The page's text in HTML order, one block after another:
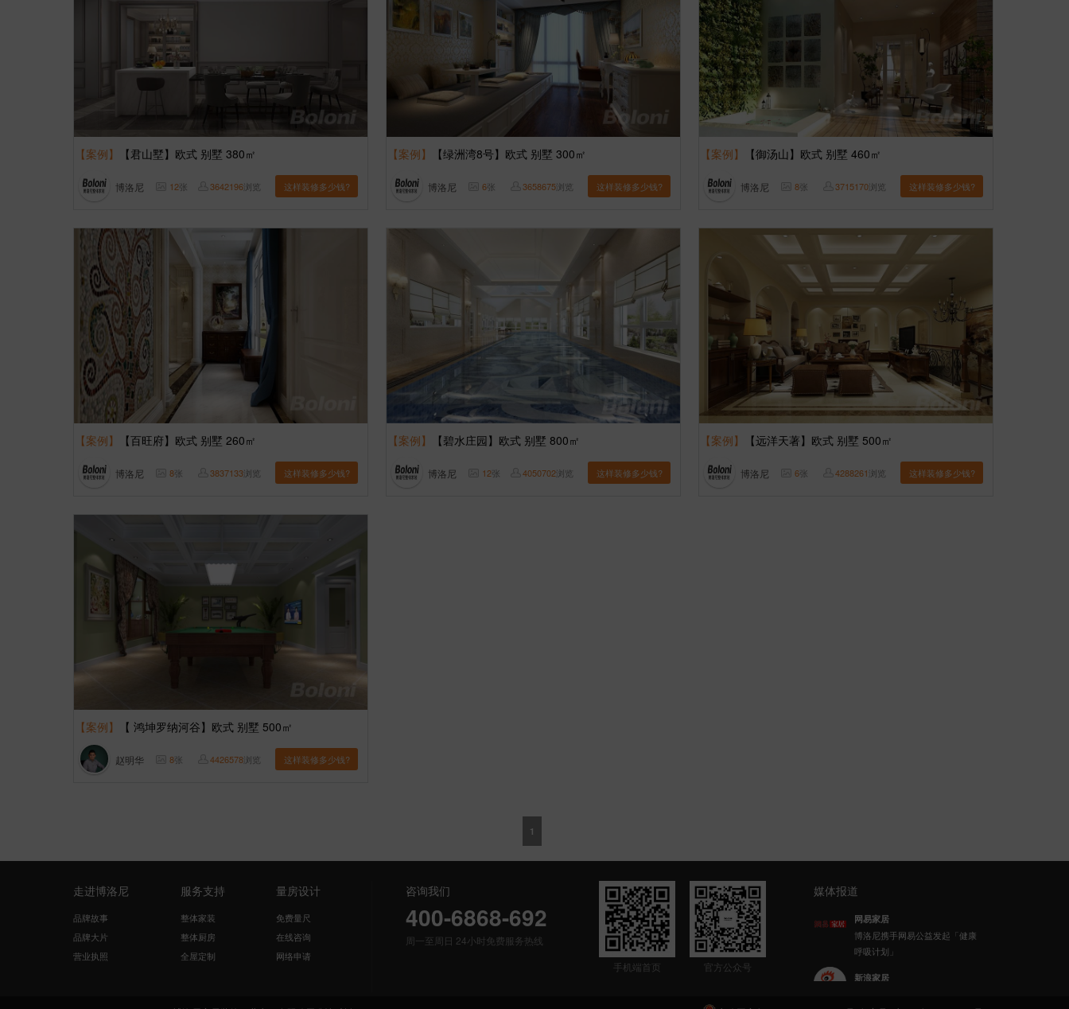
【案例】 【君山墅】欧式 别墅 380㎡
博洛尼 12张 3642196浏览 这样装修多少钱?
【案例】 【绿洲湾8号】欧式 别墅 300㎡
博洛尼 6张 3658675浏览 这样装修多少钱?
【案例】 【御汤山】欧式 别墅 460㎡
博洛尼 8张 3715170浏览 这样装修多少钱?
【案例】 【百旺府】欧式 别墅 260㎡
博洛尼 8张 3837133浏览 这样装修多少钱?
【案例】 【碧水庄园】欧式 别墅 800㎡
博洛尼 12张 4050702浏览 这样装修多少钱?
【案例】 【远洋天著】欧式 别墅 500㎡
博洛尼 6张 4288261浏览 这样装修多少钱?
【案例】 【 鸿坤罗纳河谷】欧式 别墅 500㎡
赵明华 8张 4426578浏览 这样装修多少钱?
1
走进博洛尼
品牌故事
品牌大片
营业执照
服务支持
整体家装
整体厨房
全屋定制
量房设计
免费量尺
在线咨询
网络申请
咨询我们
400-6868-692
周一至周日 24小时免费服务热线
手机端首页
官方公众号
媒体报道
新浪家居
博洛尼整体家装顾克荣获「2022
(第八届)中国家居杰出人物」称